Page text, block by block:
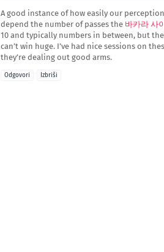
A good instance of how easily our
depend the number of passes the 바카라 사
10 and typically numbers in between, but
can’t win huge. I’ve had nice sessions on
they’re dealing out good arms.
Odgovori Izbriši